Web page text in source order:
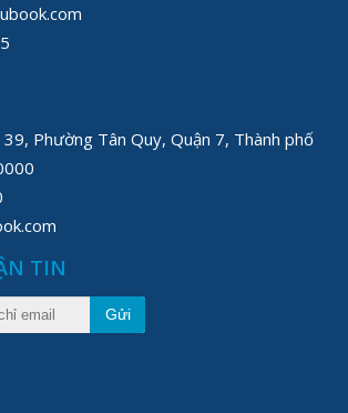
Phường Tân Quy, Quận 7, Thành phố
TIN
Gửi